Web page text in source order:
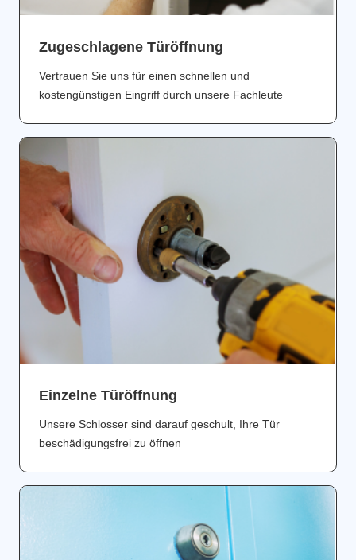
Zugeschlagene Türöffnung
Vertrauen Sie uns für einen schnellen und
kostengünstigen Eingriff durch unsere Fachleute
Einzelne Türöffnung
Unsere Schlosser sind darauf geschult, Ihre Tür
beschädigungsfrei zu öffnen